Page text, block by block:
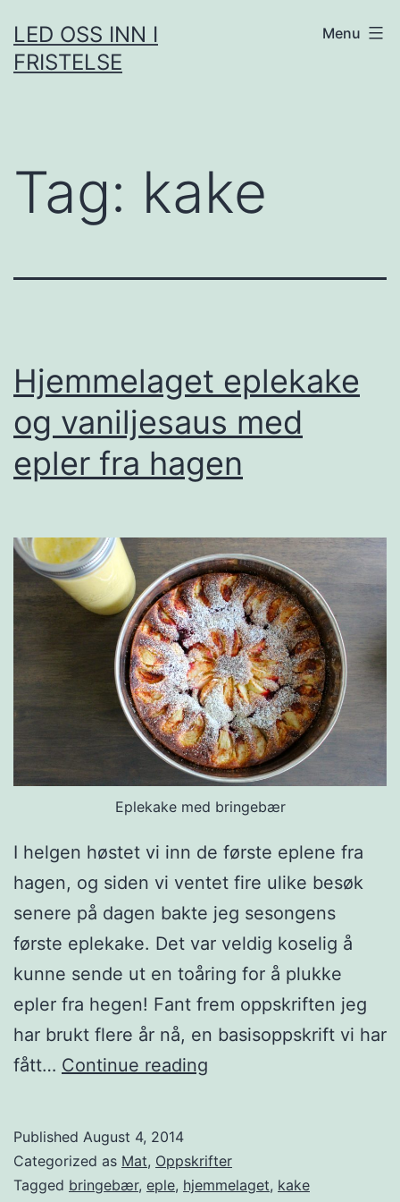
to
content
LED OSS INN I
FRISTELSE
Menu
Tag: kake
Hjemmelaget eplekake
og vaniljesaus med
epler fra hagen
Eplekake med bringebær
I helgen høstet vi inn de første eplene fra
hagen, og siden vi ventet fire ulike besøk
senere på dagen bakte jeg sesongens
første eplekake. Det var veldig koselig å
kunne sende ut en toåring for å plukke
epler fra hegen! Fant frem oppskriften jeg
har brukt flere år nå, en basisoppskrift vi har
fått… Continue reading
m
m
Published August 4, 2014
Categorized as Mat, Oppskrifter
Tagged bringebær, eple, hjemmelaget, kake